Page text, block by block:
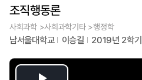
조직행동론
사회과학 >사회과학기타 >행정학
남서울대학교 이승길 2019년 2학기